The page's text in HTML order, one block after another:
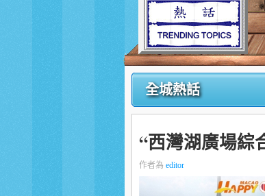
全城熱話
“西灣湖廣場綜
作者為 editor